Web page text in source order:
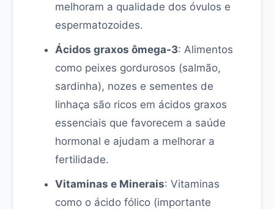
melhoram a qualidade dos óvulos e
espermatozoides.
Ácidos graxos ômega-3: Alimentos
como peixes gordurosos (salmão,
sardinha), nozes e sementes de
linhaça são ricos em ácidos graxos
essenciais que favorecem a saúde
hormonal e ajudam a melhorar a
fertilidade.
Vitaminas e Minerais: Vitaminas
como o ácido fólico (importante